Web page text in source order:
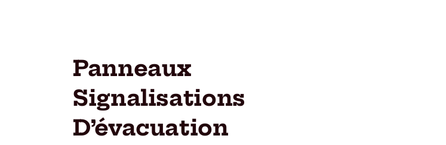
Panneaux
Signalisations
D’évacuation